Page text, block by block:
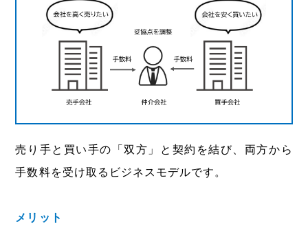
売り手と買い手の「双方」と契約を結び、両方から
手数料を受け取るビジネスモデルです。
メリット